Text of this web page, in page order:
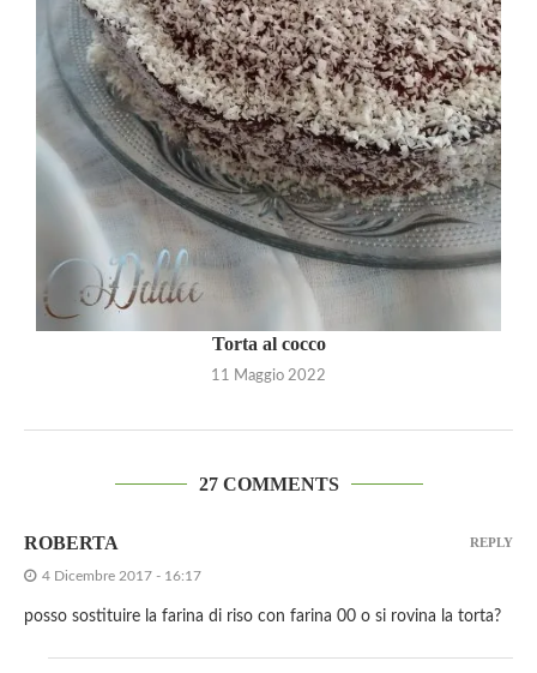
Torta al cocco
11 Maggio 2022
27 COMMENTS
ROBERTA
4 Dicembre 2017 - 16:17
posso sostituire la farina di riso con farina 00 o si rovina la torta?
REPLY